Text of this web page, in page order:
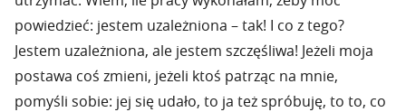
powiedzieć: jestem uzależniona – tak! I co z tego?
Jestem uzależniona, ale jestem szczęśliwa! Jeżeli moja
postawa coś zmieni, jeżeli ktoś patrząc na mnie,
pomyśli sobie: jej się udało, to ja też spróbuję, to to, co